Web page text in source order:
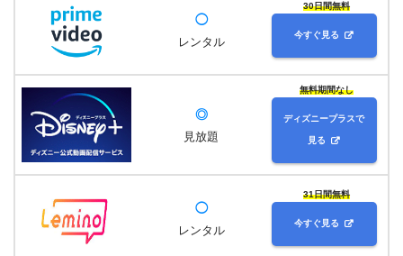
◯
レンタル
30日間無料
今すぐ見る
◎
見放題
無料期間なし
ディズニープラスで
見る
◯
レンタル
31日間無料
今すぐ見る